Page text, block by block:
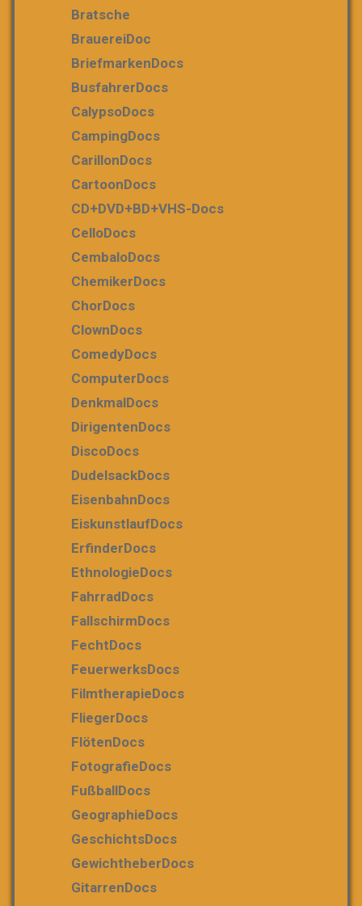
Bratsche
BrauereiDoc
BriefmarkenDocs
BusfahrerDocs
CalypsoDocs
CampingDocs
CarillonDocs
CartoonDocs
CD+DVD+BD+VHS-Docs
CelloDocs
CembaloDocs
ChemikerDocs
ChorDocs
ClownDocs
ComedyDocs
ComputerDocs
DenkmalDocs
DirigentenDocs
DiscoDocs
DudelsackDocs
EisenbahnDocs
EiskunstlaufDocs
ErfinderDocs
EthnologieDocs
FahrradDocs
FallschirmDocs
FechtDocs
FeuerwerksDocs
FilmtherapieDocs
FliegerDocs
FlötenDocs
FotografieDocs
FußballDocs
GeographieDocs
GeschichtsDocs
GewichtheberDocs
GitarrenDocs